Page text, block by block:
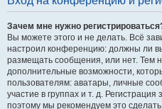
Зачем мне нужно
Вы можете этого и не делать. Всё
настроил конференцию: должны ли
размещать сообщения, или нет. Тем
дополнительные возможности,
пользователям: аватары, личные
участие в группах и т. д. Регистрация
поэтому мы рекомендуем это